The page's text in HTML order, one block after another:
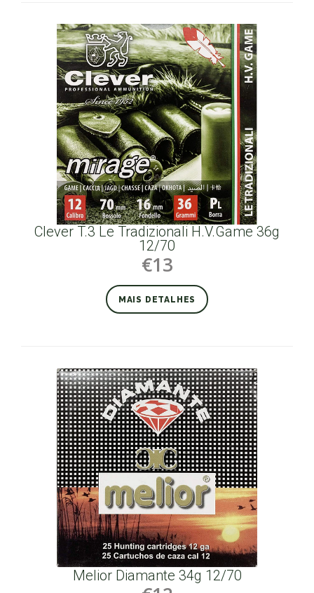
Clever T.3 Le Tradizionali H.V.Game 36g
12/70
€13
MAIS DETALHES
Melior Diamante 34g 12/70